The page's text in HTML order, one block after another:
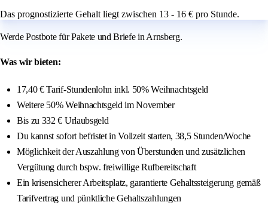
Das prognostizierte Gehalt liegt zwischen 13 - 16 € pro Stunde.
Werde Postbote für Pakete und Briefe in Arnsberg.
Was wir bieten:
17,40 € Tarif-Stundenlohn inkl. 50% Weihnachtsgeld
Weitere 50% Weihnachtsgeld im November
Bis zu 332 € Urlaubsgeld
Du kannst sofort befristet in Vollzeit starten, 38,5 Stunden/Woche
Möglichkeit der Auszahlung von Überstunden und zusätzlichen
Vergütung durch bspw. freiwillige Rufbereitschaft
Ein krisensicherer Arbeitsplatz, garantierte Gehaltssteigerung gemäß
Tarifvertrag und pünktliche Gehaltszahlungen